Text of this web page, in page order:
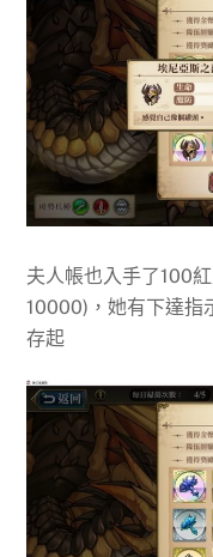
夫人帳也入手了100
10000)，她有下達指
存起